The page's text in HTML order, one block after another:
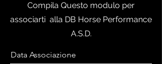
Compila Questo modulo per
associarti alla DB Horse Performance
A.S.D.
Data Associazione